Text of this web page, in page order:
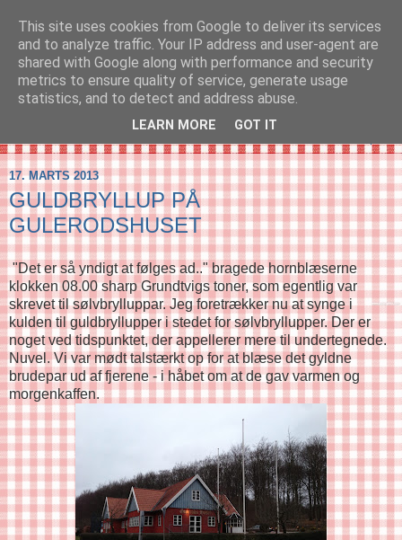
SVIRELIV
- en blog om svirelivet i København og resten af verden...
17. MARTS 2013
GULDBRYLLUP PÅ
GULERODSHUSET
"Det er så yndigt at følges ad.." bragede hornblæserne
klokken 08.00 sharp Grundtvigs toner, som egentlig var
skrevet til sølvbrylluppar. Jeg foretrækker nu at synge i
kulden til guldbryllupper i stedet for sølvbryllupper. Der er
noget ved tidspunktet, der appellerer mere til undertegnede.
Nuvel. Vi var mødt talstærkt op for at blæse det gyldne
brudepar ud af fjerene - i håbet om at de gav varmen og
morgenkaffen.
This site uses cookies from Google to deliver its services
and to analyze traffic. Your IP address and user-agent are
shared with Google along with performance and security
metrics to ensure quality of service, generate usage
statistics, and to detect and address abuse.
LEARN MORE GOT IT